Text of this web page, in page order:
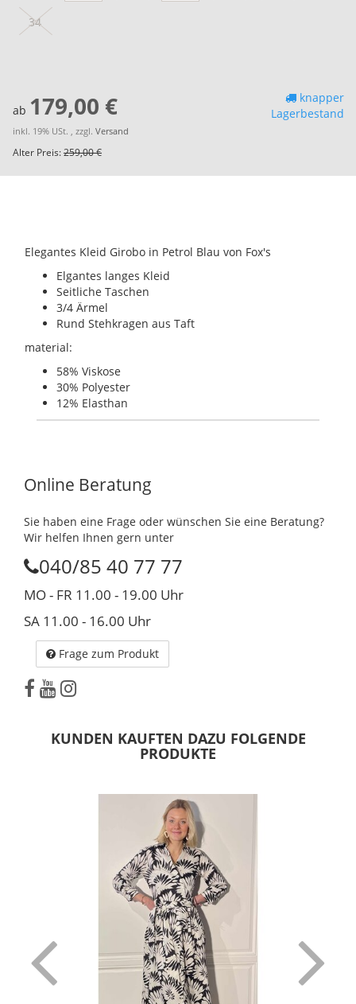
34
ab 179,00 €
inkl. 19% USt. , zzgl. Versand
Alter Preis:259,00 €
knapper
Lagerbestand
Elegantes Kleid Girobo in Petrol Blau von Fox's
Elgantes langes Kleid
Seitliche Taschen
3/4 Ärmel
Rund Stehkragen aus Taft
material:
58% Viskose
30% Polyester
12% Elasthan
Online Beratung
Sie haben eine Frage oder wünschen Sie eine Beratung?
Wir helfen Ihnen gern unter
040/85 40 77 77
MO - FR 11.00 - 19.00 Uhr
SA 11.00 - 16.00 Uhr
Frage zum Produkt
KUNDEN KAUFTEN DAZU FOLGENDE
PRODUKTE